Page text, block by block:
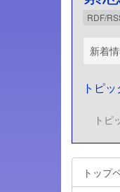
RDF/
新着
トピ
トピ
トップ